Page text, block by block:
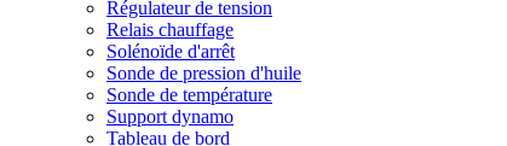
Régulateur de tension
Relais chauffage
Solénoïde d'arrêt
Sonde de pression d'huile
Sonde de température
Support dynamo
Tableau de bord